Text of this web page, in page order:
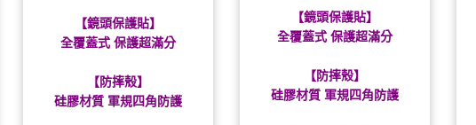
【鏡頭保護貼】
全覆蓋式 保護超滿分
【防摔殼】
硅膠材質 軍規四角防護
【鏡頭保護貼】
全覆蓋式 保護超滿分
【防摔殼】
硅膠材質 軍規四角防護